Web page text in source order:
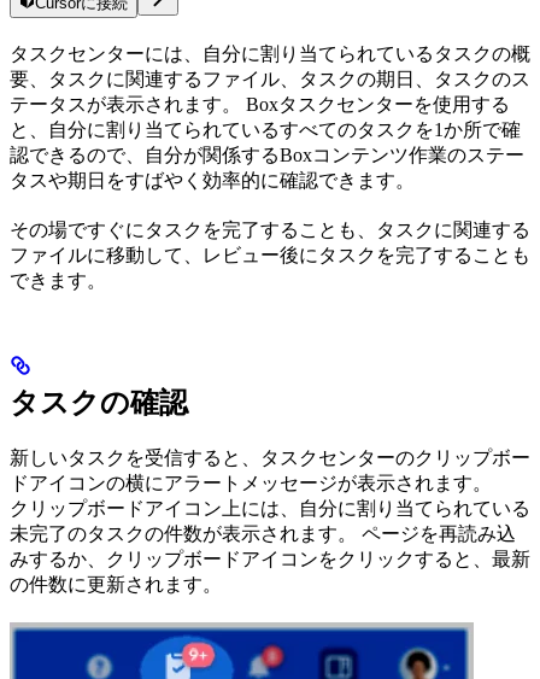
タスクセンターには、自分に割り当てられているタスクの概
要、タスクに関連するファイル、タスクの期日、タスクのス
テータスが表示されます。 Boxタスクセンターを使用する
と、自分に割り当てられているすべてのタスクを1か所で確
認できるので、自分が関係するBoxコンテンツ作業のステー
タスや期日をすばやく効率的に確認できます。
その場ですぐにタスクを完了することも、タスクに関連する
ファイルに移動して、レビュー後にタスクを完了することも
できます。
タスクの確認
新しいタスクを受信すると、タスクセンターのクリップボー
ドアイコンの横にアラートメッセージが表示されます。
クリップボードアイコン上には、自分に割り当てられている
未完了のタスクの件数が表示されます。 ページを再読み込
みするか、クリップボードアイコンをクリックすると、最新
の件数に更新されます。